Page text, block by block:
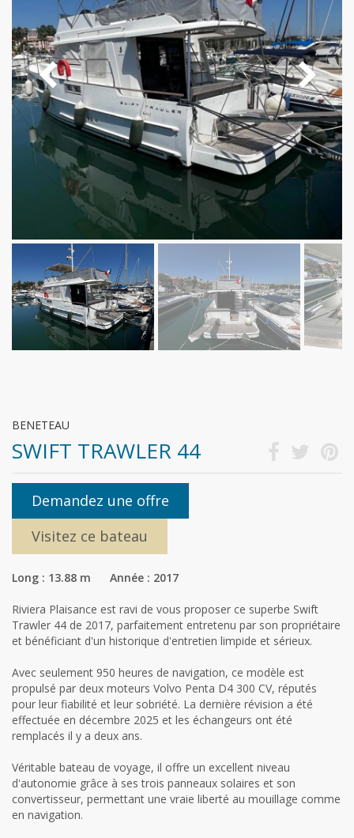
BENETEAU
SWIFT TRAWLER 44
Demandez une offre
Visitez ce bateau
Long : 13.88 m Année : 2017
Riviera Plaisance est ravi de vous proposer ce superbe Swift
Trawler 44 de 2017, parfaitement entretenu par son propriétaire
et bénéficiant d'un historique d'entretien limpide et sérieux.
Avec seulement 950 heures de navigation, ce modèle est
propulsé par deux moteurs Volvo Penta D4 300 CV, réputés
pour leur fiabilité et leur sobriété. La dernière révision a été
effectuée en décembre 2025 et les échangeurs ont été
remplacés il y a deux ans.
Véritable bateau de voyage, il offre un excellent niveau
d'autonomie grâce à ses trois panneaux solaires et son
convertisseur, permettant une vraie liberté au mouillage comme
en navigation.